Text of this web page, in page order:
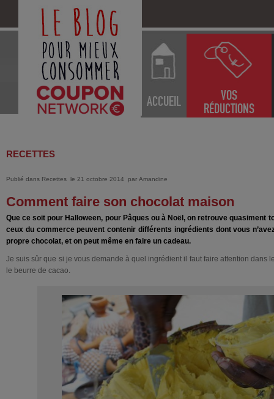
ACCUEIL
VOS
RÉDUCTIONS
RECETTES
Publié dans Recettes le 21 octobre 2014 par Amandine
Comment faire son chocolat maison
Que ce soit pour Halloween, pour Pâques ou à Noël, on retrouve quasiment
ceux du commerce peuvent contenir différents ingrédients dont vous
propre chocolat, et on peut même en faire un cadeau.
Je suis sûr que si je vous demande à quel ingrédient il faut faire attention dans
le beurre de cacao.